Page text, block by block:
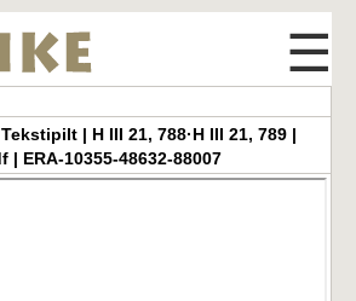
☰
| H III 21, 788·H III 21, 789 |
| ERA-10355-48632-88007